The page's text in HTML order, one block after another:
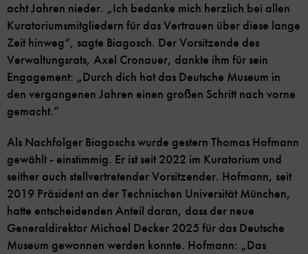
acht Jahren nieder. „Ich bedanke mich herzlich bei allen
Kuratoriumsmitgliedern für das Vertrauen über diese lange
Zeit hinweg“, sagte Biagosch. Der Vorsitzende des
Verwaltungsrats, Axel Cronauer, dankte ihm für sein
Engagement: „Durch dich hat das Deutsche Museum in
den vergangenen Jahren einen großen Schritt nach vorne
gemacht.”
Als Nachfolger Biagoschs wurde gestern Thomas Hofmann
gewählt - einstimmig. Er ist seit 2022 im Kuratorium und
seither auch stellvertretender Vorsitzender. Hofmann, seit
2019 Präsident an der Technischen Universität München,
hatte entscheidenden Anteil daran, dass der neue
Generaldirektor Michael Decker 2025 für das Deutsche
Museum gewonnen werden konnte. Hofmann: „Das